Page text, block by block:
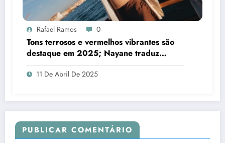
Rafael Ramos 0
Tons terrosos e vermelhos vibrantes são
destaque em 2025; Nayane traduz
tendência para a moda íntima
11 De Abril De 2025
PUBLICAR COMENTÁRIO